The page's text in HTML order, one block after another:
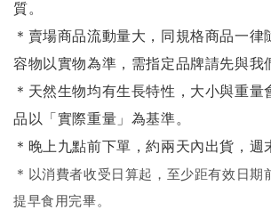
質。
＊賣場商品流動量大，同規格商品一律
容物以實物為準，需指定品牌請先與我
＊天然生物均有生長特性，大小與重量
品以「實際重量」為基準。
＊晚上九點前下單，約兩天內出貨，週
＊ 以消費者收受日算起，至少距有效日期
提早食用完畢。